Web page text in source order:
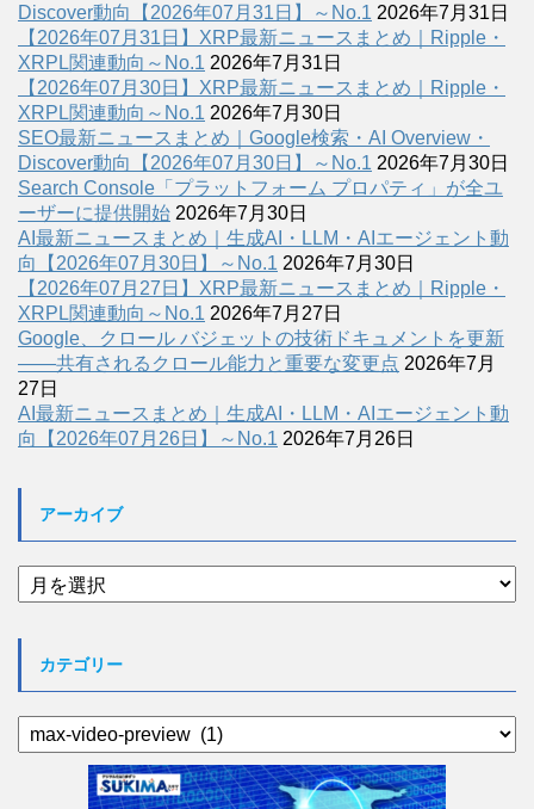
Discover動向【2026年07月31日】～No.1 2026年7月31日
【2026年07月31日】XRP最新ニュースまとめ｜Ripple・
XRPL関連動向～No.1 2026年7月31日
【2026年07月30日】XRP最新ニュースまとめ｜Ripple・
XRPL関連動向～No.1 2026年7月30日
SEO最新ニュースまとめ｜Google検索・AI Overview・
Discover動向【2026年07月30日】～No.1 2026年7月30日
Search Console「プラットフォーム プロパティ」が全ユ
ーザーに提供開始 2026年7月30日
AI最新ニュースまとめ｜生成AI・LLM・AIエージェント動
向【2026年07月30日】～No.1 2026年7月30日
【2026年07月27日】XRP最新ニュースまとめ｜Ripple・
XRPL関連動向～No.1 2026年7月27日
Google、クロール バジェットの技術ドキュメントを更新
――共有されるクロール能力と重要な変更点 2026年7月
27日
AI最新ニュースまとめ｜生成AI・LLM・AIエージェント動
向【2026年07月26日】～No.1 2026年7月26日
アーカイブ
ア
ー
カテゴリー
カ
テ